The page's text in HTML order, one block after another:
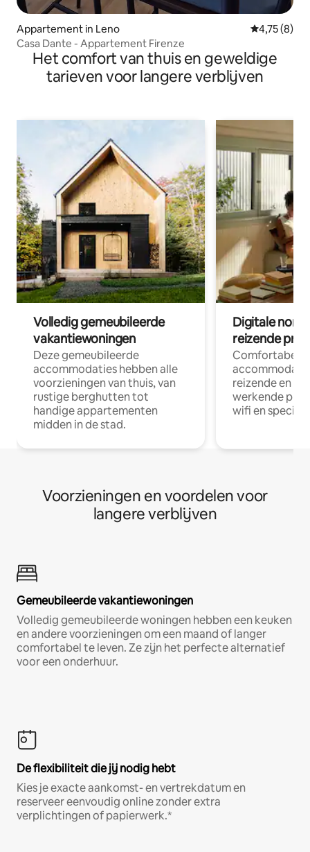
Appartement in Leno
4,75 (8)
Casa Dante - Appartement Firenze
Het comfort van thuis en geweldige
tarieven voor langere verblijven
Volledig gemeubileerde
vakantiewoningen
Deze gemeubileerde
accommodaties hebben alle
voorzieningen van thuis, van
rustige berghutten tot
handige appartementen
midden in de stad.
Digitale
reizende
Comfortabele
reizende en
werkende
wifi en
Voorzieningen en voordelen voor
langere verblijven
Gemeubileerde vakantiewoningen
Volledig gemeubileerde woningen hebben een keuken
en andere voorzieningen om een maand of langer
comfortabel te leven. Ze zijn het perfecte alternatief
voor een onderhuur.
De flexibiliteit die jij nodig hebt
Kies je exacte aankomst- en vertrekdatum en
reserveer eenvoudig online zonder extra
verplichtingen of papierwerk.*